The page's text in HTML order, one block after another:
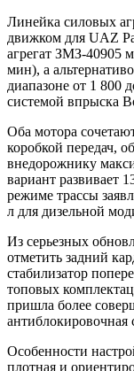
Линейка силовых
движком для UAZ
агрегат ЗМЗ-40905
мин), а
диапазоне от 1 800
системой впрыска
Оба мотора
коробкой передач,
внедорожнику
вариант развивает
режиме трассы
л для дизельной
Из серьезных
отметить задний
стабилизатор
топовых
пришла более
антиблокировочная
Особенности
плотная и